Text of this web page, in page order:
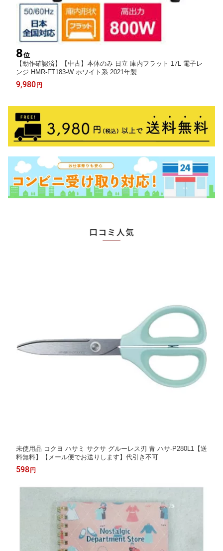
8位
【動作確認済】【中古】本体のみ 日立 庫内フラット 17L 電子レ
ンジ HMR-FT183-W ホワイト系 2021年製
9,980 円
未使用品 コクヨ ハサミ サクサ グルーレス刃 青 ハサ-P280L1【送
料無料】【メール便でお送りします】代引き不可
598 円